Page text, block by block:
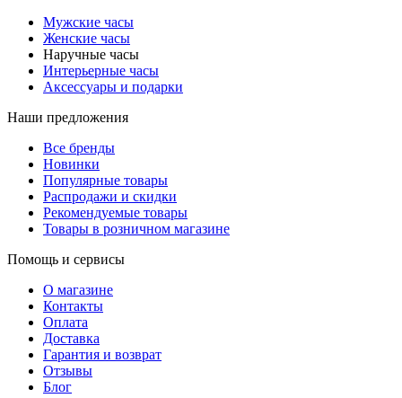
Мужские часы
Женские часы
Наручные часы
Интерьерные часы
Аксессуары и подарки
Наши предложения
Все бренды
Новинки
Популярные товары
Распродажи и скидки
Рекомендуемые товары
Товары в розничном магазине
Помощь и сервисы
О магазине
Контакты
Оплата
Доставка
Гарантия и возврат
Отзывы
Блог